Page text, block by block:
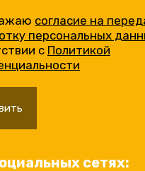
согласие на
персональных
с Политикой
сетях: